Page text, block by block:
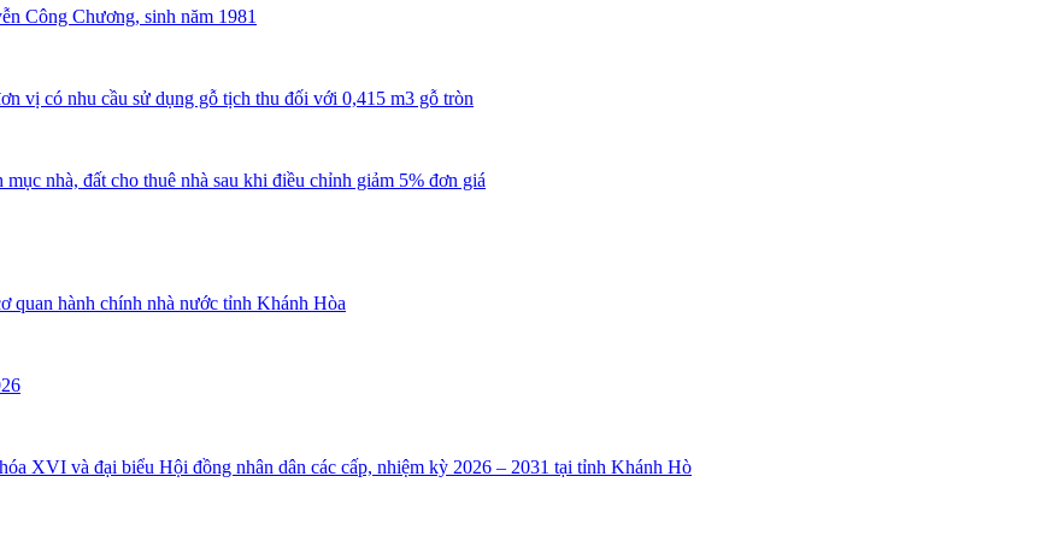
Công Chương, sinh năm 1981
vị có nhu cầu sử dụng gỗ tịch thu đối với 0,415 m3 gỗ tròn
nhà, đất cho thuê nhà sau khi điều chỉnh giảm 5% đơn giá
quan hành chính nhà nước tỉnh Khánh Hòa
XVI và đại biểu Hội đồng nhân dân các cấp, nhiệm kỳ 2026 – 2031 tại tỉnh Khánh Hò